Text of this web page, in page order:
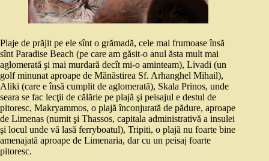
Plaje de prăjit pe ele sînt o grămadă, cele mai frumoase însă
sînt Paradise Beach (pe care am găsit-o anul ăsta mult mai
aglomerată şi mai murdară decît mi-o aminteam), Livadi (un
golf minunat aproape de Mănăstirea Sf. Arhanghel Mihail),
Aliki (care e însă cumplit de aglomerată), Skala Prinos, unde
seara se fac lecţii de călărie pe plajă şi peisajul e destul de
pitoresc, Makryammos, o plajă înconjurată de pădure, aproape
de Limenas (numit şi Thassos, capitala administrativă a insulei
şi locul unde vă lasă ferryboatul), Tripiti, o plajă nu foarte bine
amenajată aproape de Limenaria, dar cu un peisaj foarte
pitoresc.